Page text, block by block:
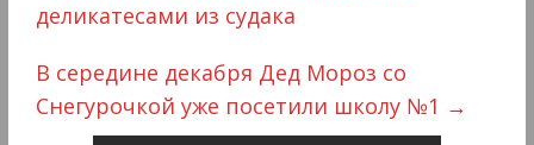
деликатесами из судака
В середине декабря Дед Мороз со
Снегурочкой уже посетили школу №1 →